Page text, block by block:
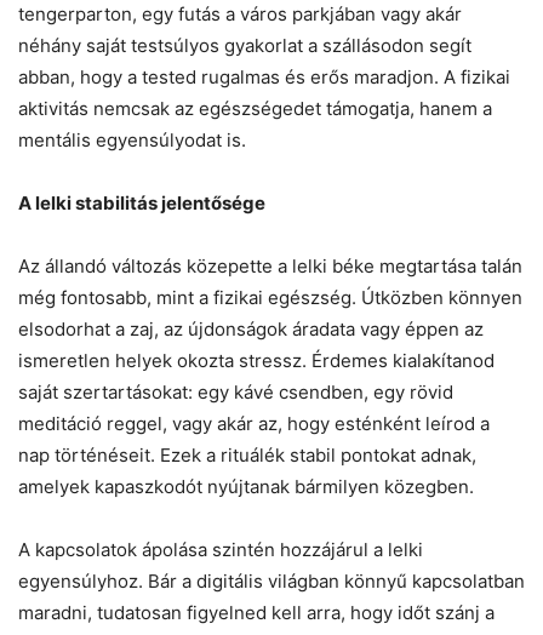
tengerparton, egy futás a város parkjában vagy akár
néhány saját testsúlyos gyakorlat a szállásodon segít
abban, hogy a tested rugalmas és erős maradjon. A fizikai
aktivitás nemcsak az egészségedet támogatja, hanem a
mentális egyensúlyodat is.
A lelki stabilitás jelentősége
Az állandó változás közepette a lelki béke megtartása talán
még fontosabb, mint a fizikai egészség. Útközben könnyen
elsodorhat a zaj, az újdonságok áradata vagy éppen az
ismeretlen helyek okozta stressz. Érdemes kialakítanod
saját szertartásokat: egy kávé csendben, egy rövid
meditáció reggel, vagy akár az, hogy esténként leírod a
nap történéseit. Ezek a rituálék stabil pontokat adnak,
amelyek kapaszkodót nyújtanak bármilyen közegben.
A kapcsolatok ápolása szintén hozzájárul a lelki
egyensúlyhoz. Bár a digitális világban könnyű kapcsolatban
maradni, tudatosan figyelned kell arra, hogy időt szánj a